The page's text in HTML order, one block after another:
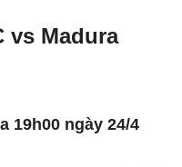
vs Madura
19h00 ngày 24/4